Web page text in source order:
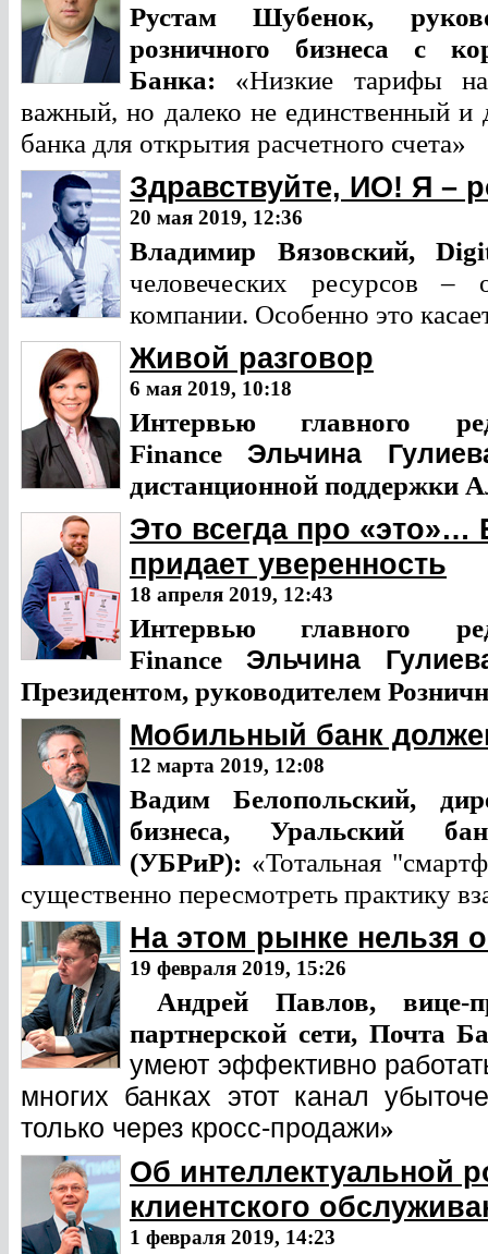
Рустам Шубенок,
розничного бизнеса с
Банка: «Низкие тарифы на
важный, но далеко не единственный
банка для открытия расчетного счета»
Здравствуйте, ИО! Я –
20 мая 2019, 12:36
Владимир Вязовский,
человеческих ресурсов
компании. Особенно это
Живой разговор
6 мая 2019, 10:18
Интервью главного
Finance Эльчина
дистанционной поддержки
Это всегда про «это»…
придает уверенность
18 апреля 2019, 12:43
Интервью главного
FinanceЭльчина
Президентом, руководителем
Мобильный банк
12 марта 2019, 12:08
Вадим Белопольский,
бизнеса, Уральский
(УБРиР): «Тотальная
существенно пересмотреть практику
На этом рынке нельзя
19 февраля 2019, 15:26
Андрей Павлов, вице-
партнерской сети, Почта
умеют эффективно
многих банках этот канал
только через кросс-продажи»
Об интеллектуальной
клиентского
1 февраля 2019, 14:23